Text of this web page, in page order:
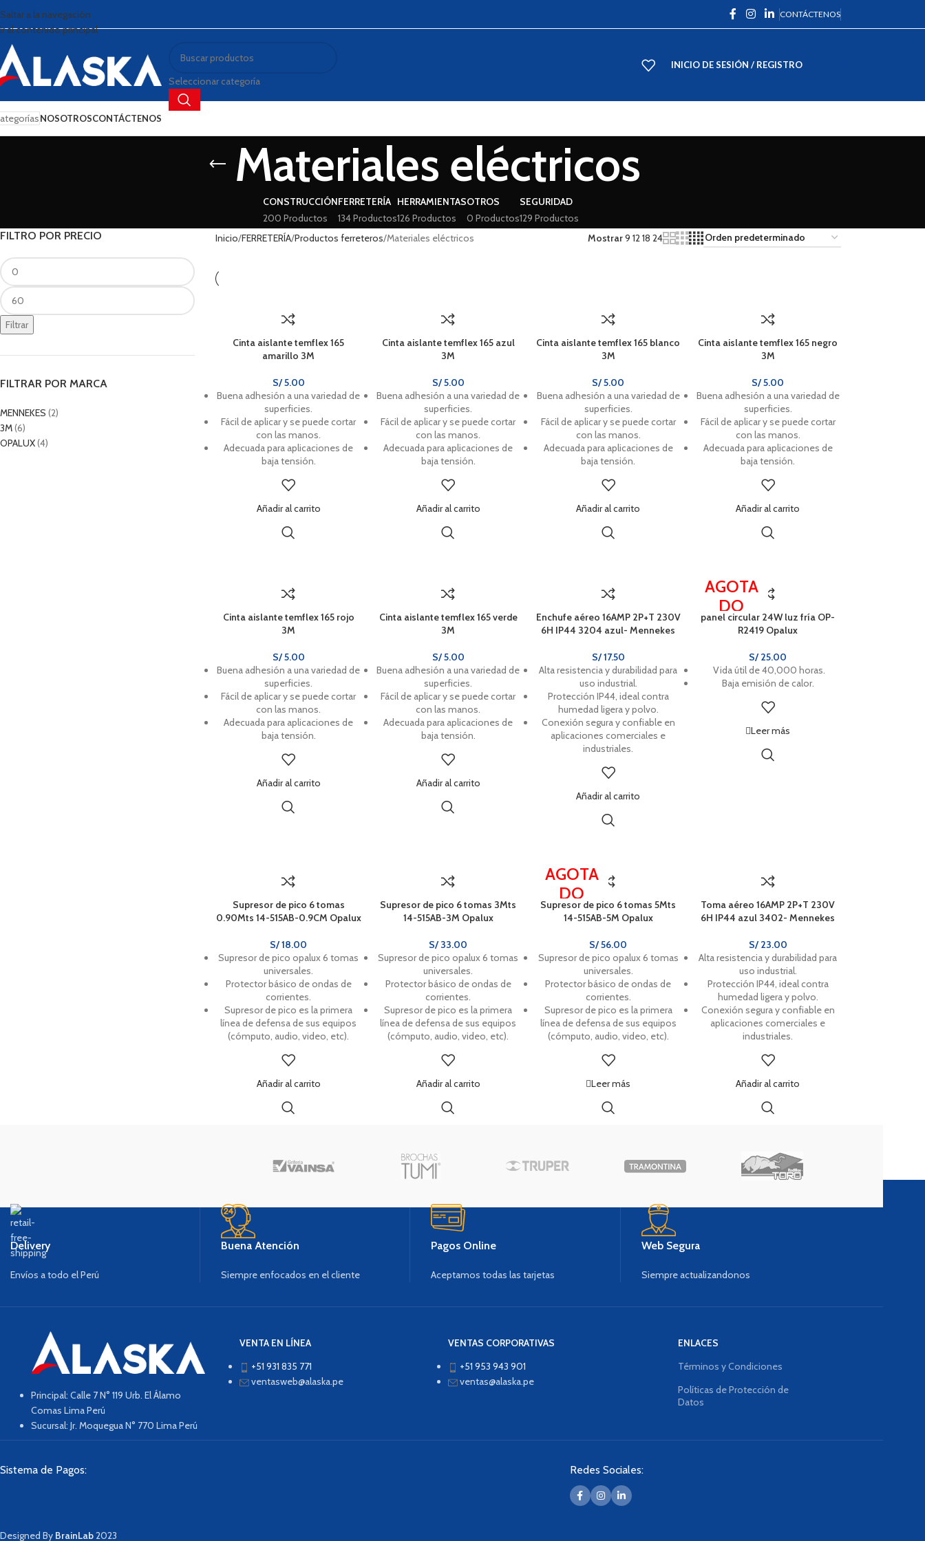
Saltar a la navegación
Ir al contenido principal
CONTÁCTENOS
Seleccionar categoría
INICIO DE SESIÓN / REGISTRO
NOSOTROSCONTÁCTENOS
Materiales eléctricos
CONSTRUCCIÓN
200 Productos
FERRETERÍA
134 Productos
HERRAMIENTAS
126 Productos
OTROS
0 Productos
SEGURIDAD
129 Productos
FILTRO POR PRECIO
Filtrar
FILTRAR POR MARCA
MENNEKES (2)
3M(6)
OPALUX(4)
Inicio FERRETERÍA Productos ferreteros Materiales eléctricos Mostrar9 1218 24
Cinta aislante temflex 165
amarillo 3M
S/5.00
Buena adhesión a una variedad de
superficies.
Fácil de aplicar y se puede cortar
con las manos.
Adecuada para aplicaciones de
baja tensión.
Añadir al carrito
Cinta aislante temflex 165 azul
3M
S/5.00
Buena adhesión a una variedad de
superficies.
Fácil de aplicar y se puede cortar
con las manos.
Adecuada para aplicaciones de
baja tensión.
Añadir al carrito
Cinta aislante temflex 165 blanco
3M
S/5.00
Buena adhesión a una variedad de
superficies.
Fácil de aplicar y se puede cortar
con las manos.
Adecuada para aplicaciones de
baja tensión.
Añadir al carrito
Cinta aislante temflex 165 negro
3M
S/5.00
Buena adhesión a una variedad de
superficies.
Fácil de aplicar y se puede cortar
con las manos.
Adecuada para aplicaciones de
baja tensión.
Añadir al carrito
Cinta aislante temflex 165 rojo
3M
S/5.00
Buena adhesión a una variedad de
superficies.
Fácil de aplicar y se puede cortar
con las manos.
Adecuada para aplicaciones de
baja tensión.
Añadir al carrito
Cinta aislante temflex 165 verde
3M
S/5.00
Buena adhesión a una variedad de
superficies.
Fácil de aplicar y se puede cortar
con las manos.
Adecuada para aplicaciones de
baja tensión.
Añadir al carrito
Enchufe aéreo 16AMP 2P+T 230V
6H IP44 3204 azul- Mennekes
S/17.50
Alta resistencia y durabilidad para
uso industrial.
Protección IP44, ideal contra
humedad ligera y polvo.
Conexión segura y confiable en
aplicaciones comerciales e
industriales.
Añadir al carrito
AGOTA
DO
panel circular 24W luz fría OP-
R2419 Opalux
S/ 25.00
Vida útil de 40,000 horas.
Baja emisión de calor.
Leer más
Supresor de pico 6 tomas
0.90Mts 14-515AB-0.9CM Opalux
S/18.00
Supresor de pico opalux 6 tomas
universales.
Protector básico de ondas de
corrientes.
Supresor de pico es la primera
línea de defensa de sus equipos
(cómputo, audio, video, etc).
Añadir al carrito
Supresor de pico 6 tomas 3Mts
14-515AB-3M Opalux
S/ 33.00
Supresor de pico opalux 6 tomas
universales.
Protector básico de ondas de
corrientes.
Supresor de pico es la primera
línea de defensa de sus equipos
(cómputo, audio, video, etc).
Añadir al carrito
AGOTA
DO
Supresor de pico 6 tomas 5Mts
14-515AB-5M Opalux
S/56.00
Supresor de pico opalux 6 tomas
universales.
Protector básico de ondas de
corrientes.
Supresor de pico es la primera
línea de defensa de sus equipos
(cómputo, audio, video, etc).
Leer más
Toma aéreo 16AMP 2P+T 230V
6H IP44 azul 3402- Mennekes
S/23.00
Alta resistencia y durabilidad para
uso industrial.
Protección IP44, ideal contra
humedad ligera y polvo.
Conexión segura y confiable en
aplicaciones comerciales e
industriales.
Añadir al carrito
Delivery
Envíos a todo el Perú
Buena Atención
Siempre enfocados en el cliente
Pagos Online
Aceptamos todas las tarjetas
Web Segura
Siempre actualizandonos
Principal: Calle 7 N° 119 Urb. El Álamo
Comas Lima Perú
Sucursal: Jr. Moquegua N° 770 Lima Perú
VENTA EN LÍNEA
+51 931 835 771
ventasweb@alaska.pe
VENTAS CORPORATIVAS
+51 953 943 901
ventas@alaska.pe
ENLACES
Términos y Condiciones
Políticas de Protección de
Datos
Sistema de Pagos: Redes Sociales:
Designed By BrainLab2023